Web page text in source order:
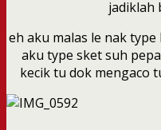
jadiklah
eh aku malas le nak
aku type sket suh
kecik tu dok mengaco